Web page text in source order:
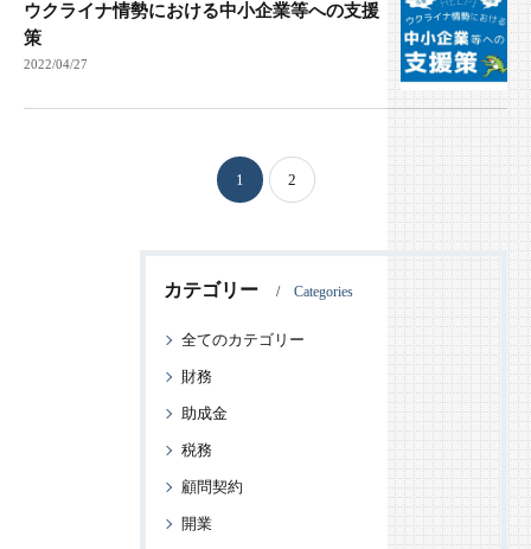
ウクライナ情勢における中小企業等への支援
策
2022/04/27
1 2
カテゴリー Categories
全てのカテゴリー
財務
助成金
税務
顧問契約
開業